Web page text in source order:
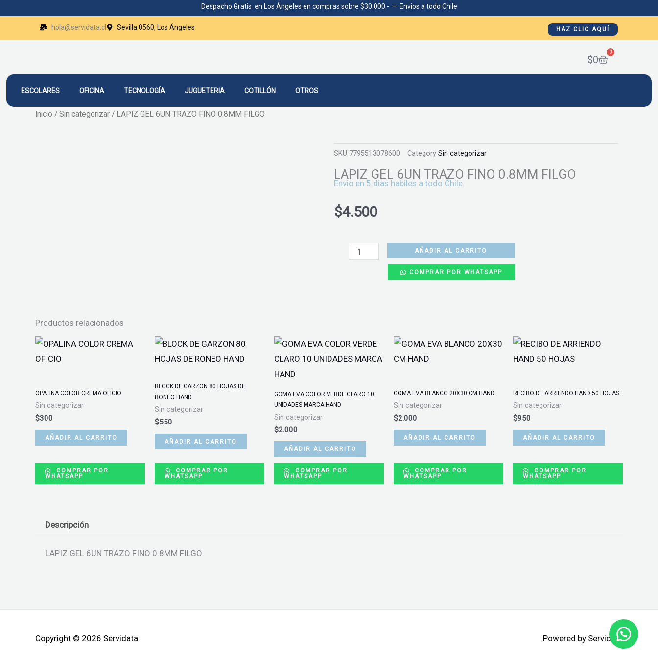
Despacho Gratis en Los Ángeles en compras sobre $30.000.- – Envios a todo Chile
hola@servidata.cl Sevilla 0560, Los Ángeles HAZ CLIC AQUÍ
$0
0
Cart
ESCOLARES OFICINA TECNOLOGÍA JUGUETERIA COTILLÓN OTROS
Inicio / Sin categorizar / LAPIZ GEL 6UN TRAZO FINO 0.8MM FILGO
SKU 7795513078600 Category Sin categorizar
LAPIZ GEL 6UN TRAZO FINO 0.8MM FILGO
Envio en 5 dias habiles a todo Chile.
$4.500
GEL
cantidad
AÑADIR AL CARRITO
COMPRAR POR WHATSAPP
Productos relacionados
OPALINA COLOR CREMA OFICIO
Sin categorizar
$300
AÑADIR AL CARRITO
COMPRAR POR
WHATSAPP
BLOCK DE GARZON 80 HOJAS DE
RONEO HAND
Sin categorizar
$550
AÑADIR AL CARRITO
COMPRAR POR
WHATSAPP
GOMA EVA COLOR VERDE CLARO 10
UNIDADES MARCA HAND
Sin categorizar
$2.000
AÑADIR AL CARRITO
COMPRAR POR
WHATSAPP
GOMA EVA BLANCO 20X30 CM HAND
Sin categorizar
$2.000
AÑADIR AL CARRITO
COMPRAR POR
WHATSAPP
RECIBO DE ARRIENDO HAND 50 HOJAS
Sin categorizar
$950
AÑADIR AL CARRITO
COMPRAR POR
WHATSAPP
Descripción
LAPIZ GEL 6UN TRAZO FINO 0.8MM FILGO
Copyright © 2026 Servidata Powered by Servidata